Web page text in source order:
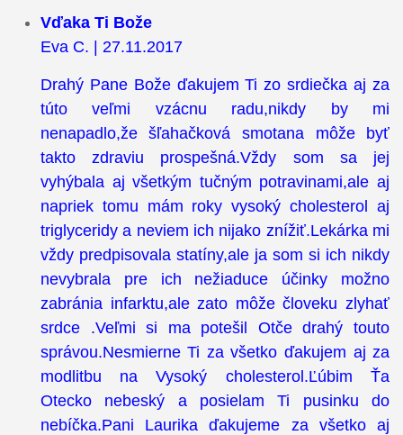
Vďaka Ti Bože
Eva C. | 27.11.2017
Drahý Pane Bože ďakujem Ti zo srdiečka aj za
túto veľmi vzácnu radu,nikdy by mi
nenapadlo,že šľahačková smotana môže byť
takto zdraviu prospešná.Vždy som sa jej
vyhýbala aj všetkým tučným potravinami,ale aj
napriek tomu mám roky vysoký cholesterol aj
triglyceridy a neviem ich nijako znížiť.Lekárka mi
vždy predpisovala statíny,ale ja som si ich nikdy
nevybrala pre ich nežiaduce účinky možno
zabránia infarktu,ale zato môže človeku zlyhať
srdce .Veľmi si ma potešil Otče drahý touto
správou.Nesmierne Ti za všetko ďakujem aj za
modlitbu na Vysoký cholesterol.Ľúbim Ťa
Otecko nebeský a posielam Ti pusinku do
nebíčka.Pani Laurika ďakujeme za všetko aj